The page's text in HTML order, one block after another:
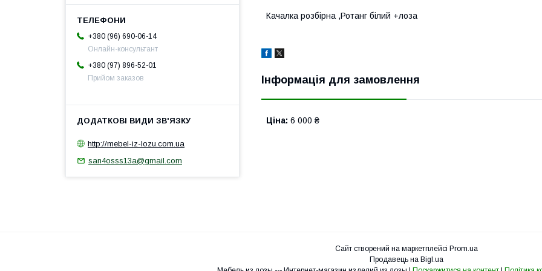
Качалка розбірна ,Ротанг білий +лоза
Інформація для замовлення
Ціна: 6 000 ₴
+380 (96) 690-06-14
Онлайн-консультант
+380 (97) 896-52-01
Прийом заказов
http://mebel-iz-lozu.com.ua
san4osss13a@gmail.com
Сайт створений на маркетплейсі Prom.ua
Продавець на Bigl.ua